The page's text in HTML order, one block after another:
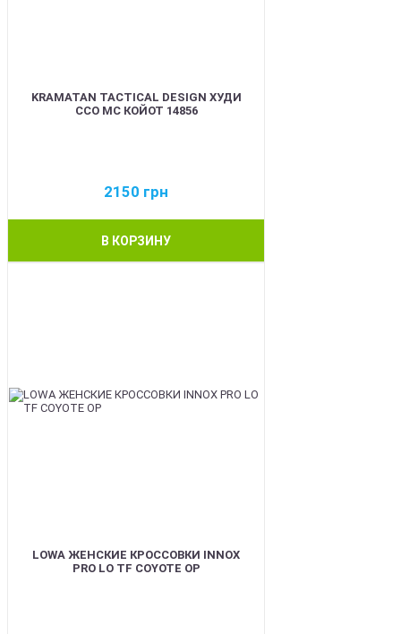
KRAMATAN TACTICAL DESIGN ХУДИ
ССО МС КОЙОТ 14856
2150 грн
В КОРЗИНУ
LOWA ЖЕНСКИЕ КРОССОВКИ INNOX
PRO LO TF COYOTE OP